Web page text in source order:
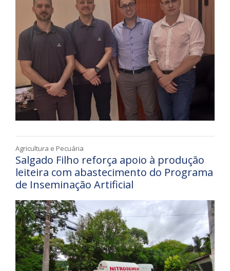
Agricultura e Pecuária
Salgado Filho reforça apoio à produção
leiteira com abastecimento do Programa
de Inseminação Artificial